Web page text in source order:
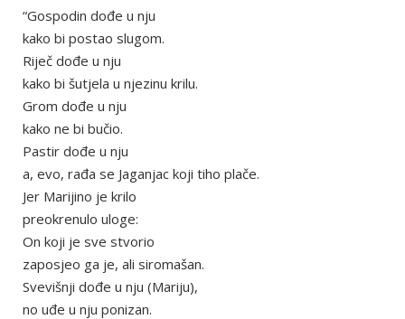
“Gospodin dođe u nju
kako bi postao slugom.
Riječ dođe u nju
kako bi šutjela u njezinu krilu.
Grom dođe u nju
kako ne bi bučio.
Pastir dođe u nju
a, evo, rađa se Jaganjac koji tiho plače.
Jer Marijino je krilo
preokrenulo uloge:
On koji je sve stvorio
zaposjeo ga je, ali siromašan.
Svevišnji dođe u nju (Mariju),
no uđe u nju ponizan.